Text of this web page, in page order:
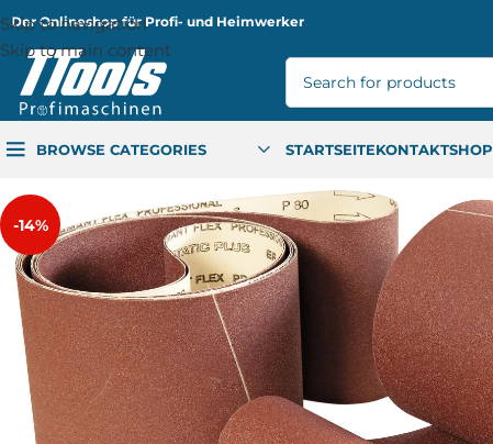
Skip to navigation
Skip to main content
Der Onlineshop für Profi- und Heimwerker
BROWSE CATEGORIES STARTSEITEKONTAKTSHOP
-14%